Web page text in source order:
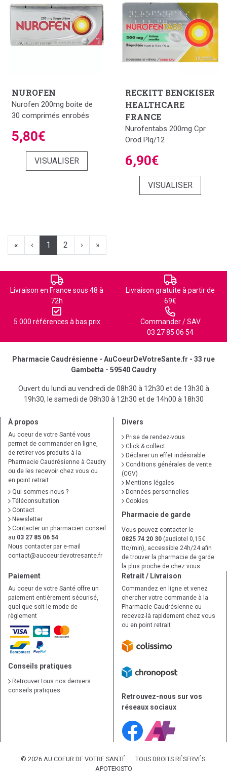
NUROFEN
Nurofen 200mg boite de
30 comprimés enrobés
5,80€
VISUALISER
RECKITT BENCKISER
HEALTHCARE
FRANCE
Nurofentabs 200mg Cpr
Orod Plq/12
6,90€
VISUALISER
« ‹ 1 2 › »
Livraison en France sous 48 à
72h
Livraison gratuite à partir de
69€
5 000 références à bas prix
Commander / SAV
03 27 85 06 54
Pharmacie Caudrésienne - AuCoeurDeVotreSante.fr - 33 rue
Gambetta - 59540 Caudry
Ouvert du lundi au vendredi de 08h30 à 12h30 et de 13h30 à
19h30, le samedi de 08h30 à 12h30 et de 14h00 à 18h30
À propos
Au coeur de votre Santé vous
permet de commander en ligne,
de retirer vos produits à la
Pharmacie Caudrésienne à Caudry
ou de les recevoir chez vous ou
en point retrait
Qui sommes-nous ?
Téléconsultation
Contact
Newsletter
Contacter un pharmacien conseil
au 03 27 85 06 54
Nous contacter par e-mail
contact@aucoeurdevotresante.fr
Divers
Prise de rendez-vous
Click & collect
Déclarer un effet indésirable
Conditions générales de vente
(CGV)
Mentions légales
Données personnelles
Cookies
Pharmacie de garde
Vous pouvez contacter le
0825 74 20 30 (audiotel 0,15€
ttc/min), accessible 24h/24 afin
de trouver la pharmacie de garde
la plus proche de chez vous
Paiement
Au coeur de votre Santé offre un
paiement entièrement sécurisé,
quel que soit le mode de
règlement
Conseils pratiques
Retrouver tous nos derniers
conseils pratiques
Retrait / Livraison
Commandez en ligne et venez
chercher votre commande à la
Pharmacie Caudrésienne ou
recevez-là rapidement chez vous
ou en point retrait
Retrouvez-nous sur vos
réseaux sociaux
© 2026 AU COEUR DE VOTRE SANTÉ
TOUS DROITS RÉSERVÉS.
APOTEKISTO